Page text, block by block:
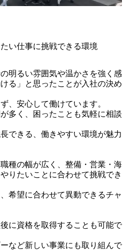
い仕事に挑戦できる環境
明るい雰囲気や温かさを強く感
る」と思ったことが入社の決め
、安心して働けています。
多く、困ったことも気軽に相談
できる、働きやすい環境が魅力
種の幅が広く、整備・営業・海
りたいことに合わせて挑戦でき
希望に合わせて異動できるチャ
に資格を取得することも可能で
など新しい事業にも取り組んで